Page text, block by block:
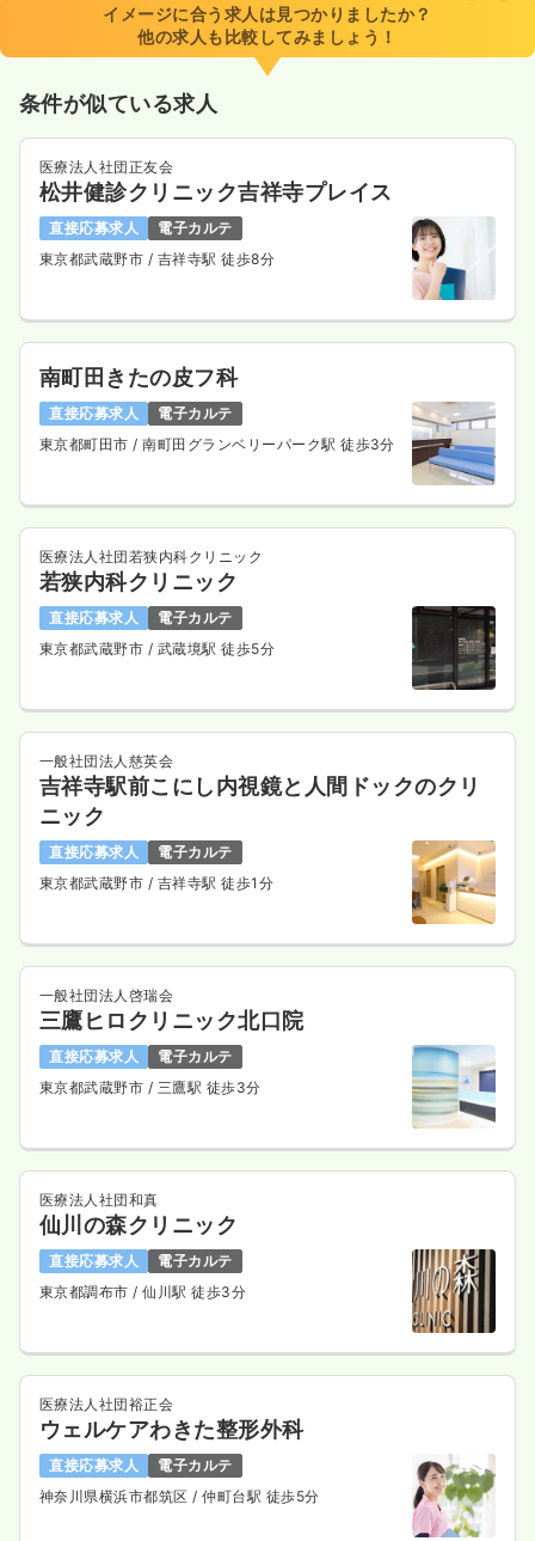
イメージに合う求人は見つかりましたか？
他の求人も比較してみましょう！
条件が似ている求人
医療法人社団正友会
松井健診クリニック吉祥寺プレイス
直接応募求人
電子カルテ
東京都武蔵野市 / 吉祥寺駅 徒歩8分
南町田きたの皮フ科
直接応募求人
電子カルテ
東京都町田市/ 南町田グランベリーパーク駅 徒歩3分
医療法人社団若狭内科クリニック
若狭内科クリニック
直接応募求人
電子カルテ
東京都武蔵野市 / 武蔵境駅 徒歩5分
一般社団法人慈英会
吉祥寺駅前こにし内視鏡と人間ドックのクリ
ニック
直接応募求人
電子カルテ
東京都武蔵野市 / 吉祥寺駅 徒歩1分
一般社団法人啓瑞会
三鷹ヒロクリニック北口院
直接応募求人
電子カルテ
東京都武蔵野市 / 三鷹駅 徒歩3分
医療法人社団和真
仙川の森クリニック
直接応募求人
電子カルテ
東京都調布市/ 仙川駅 徒歩3分
医療法人社団裕正会
ウェルケアわきた整形外科
直接応募求人
電子カルテ
神奈川県横浜市都筑区/ 仲町台駅 徒歩5分